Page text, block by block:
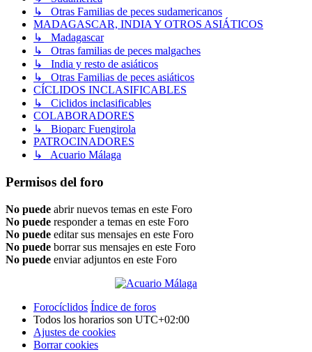
↳ Otras Familias de peces sudamericanos
MADAGASCAR, INDIA Y OTROS ASIÁTICOS
↳ Madagascar
↳ Otras familias de peces malgaches
↳ India y resto de asiáticos
↳ Otras Familias de peces asiáticos
CÍCLIDOS INCLASIFICABLES
↳ Ciclidos inclasificables
COLABORADORES
↳ Bioparc Fuengirola
PATROCINADORES
↳ Acuario Málaga
Permisos del foro
No puede abrir nuevos temas en este Foro
No puede responder a temas en este Foro
No puede editar sus mensajes en este Foro
No puede borrar sus mensajes en este Foro
No puede enviar adjuntos en este Foro
Forocíclidos Índice de foros
Todos los horarios son UTC+02:00
Ajustes de cookies
Borrar cookies